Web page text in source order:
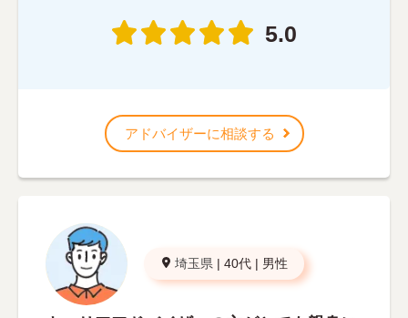
5.0
アドバイザーに相談する
埼玉県 | 40代 | 男性